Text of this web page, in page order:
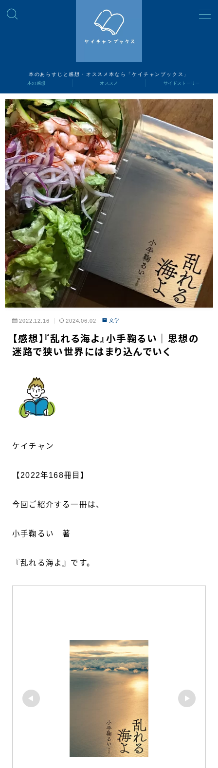
本のあらすじと感想・オススメ本なら「ケイチャンブックス」
本の感想
オススメ
サイドストーリー
本の感想 オススメ サイドストーリー
2022.12.16 2024.06.02 文学
【感想】『乱れる海よ』小手鞠るい｜思想の
迷路で狭い世界にはまり込んでいく
ケイチャン
【2022年168冊目】
今回ご紹介する一冊は、
小手鞠るい 著
『乱れる海よ』です。